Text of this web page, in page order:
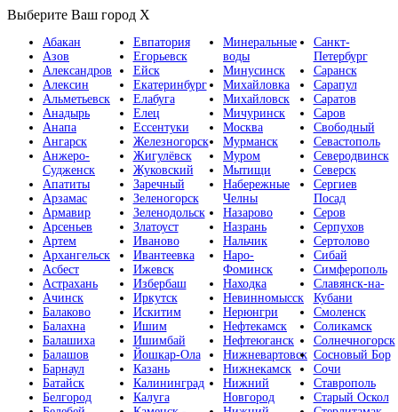
Выберите Ваш город X
Абакан
Азов
Александров
Алексин
Альметьевск
Анадырь
Анапа
Ангарск
Анжеро-
Судженск
Апатиты
Арзамас
Армавир
Арсеньев
Артем
Архангельск
Асбест
Астрахань
Ачинск
Балаково
Балахна
Балашиха
Балашов
Барнаул
Батайск
Белгород
Евпатория
Егорьевск
Ейск
Екатеринбург
Елабуга
Елец
Ессентуки
Железногорск
Жигулёвск
Жуковский
Заречный
Зеленогорск
Зеленодольск
Златоуст
Иваново
Ивантеевка
Ижевск
Избербаш
Иркутск
Искитим
Ишим
Ишимбай
Йошкар-Ола
Казань
Калининград
Калуга
Минеральные
воды
Минусинск
Михайловка
Михайловск
Мичуринск
Москва
Мурманск
Муром
Мытищи
Набережные
Челны
Назарово
Назрань
Нальчик
Наро-
Фоминск
Находка
Невинномысск
Нерюнгри
Нефтекамск
Нефтеюганск
Нижневартовск
Нижнекамск
Нижний
Новгород
Санкт-
Петербург
Саранск
Сарапул
Саратов
Саров
Свободный
Севастополь
Северодвинск
Северск
Сергиев
Посад
Серов
Серпухов
Сертолово
Сибай
Симферополь
Славянск-на-
Кубани
Смоленск
Соликамск
Солнечногорск
Сосновый Бор
Сочи
Ставрополь
Старый Оскол